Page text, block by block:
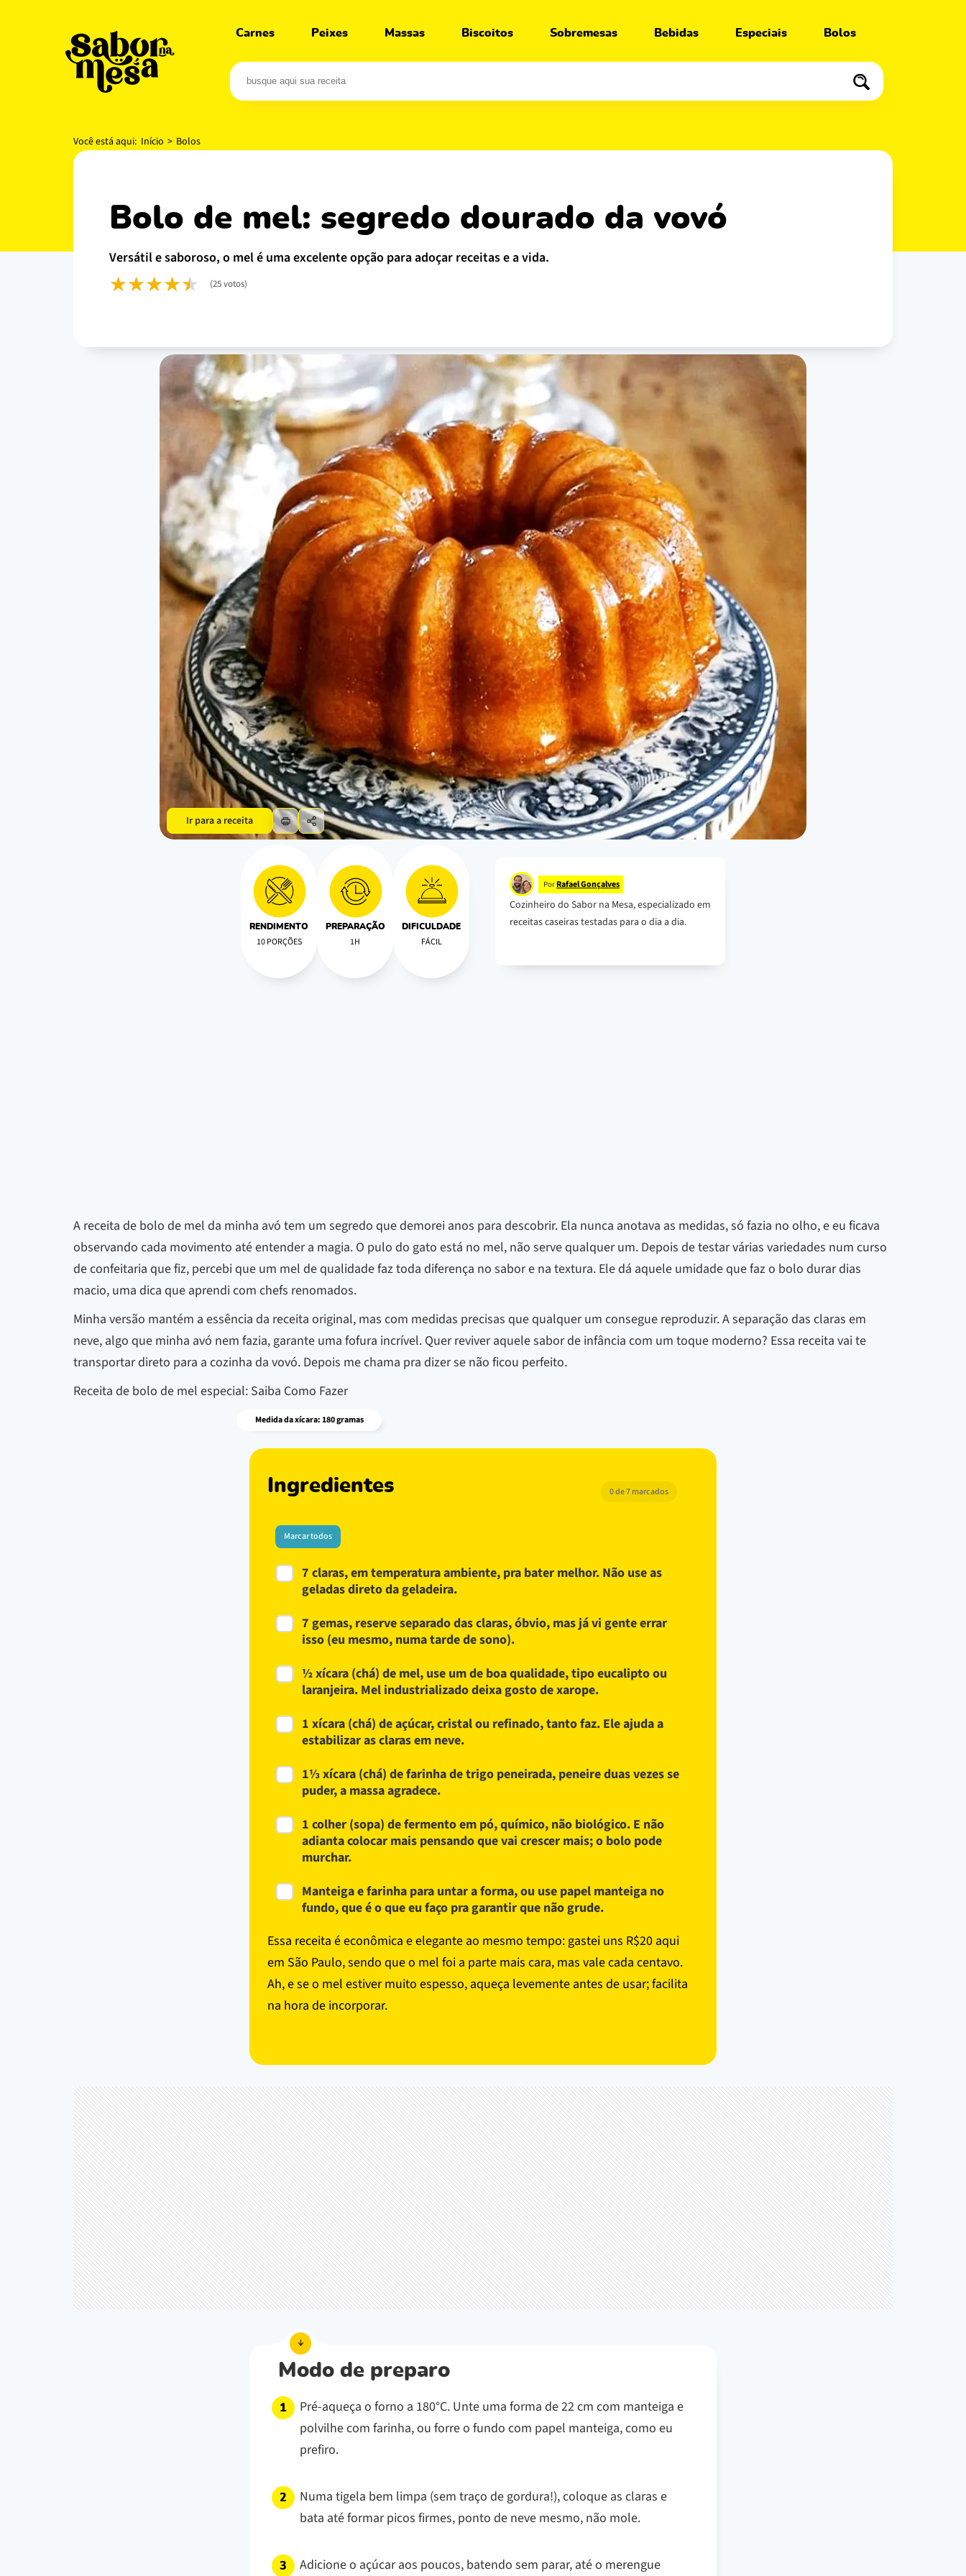
Carnes Peixes Massas Biscoitos Sobremesas Bebidas Especiais Bolos
Você está aqui: Início > Bolos
bolo de mel: segredo dourado da vovó
versátil e saboroso, o mel é uma excelente opção para adoçar receitas e a vida.
(25 votos)
Ir para a receita
RENDIMENTO
10 PORÇÕES
PREPARAÇÃO
1H
DIFICULDADE
FÁCIL
Por Rafael Gonçalves
Cozinheiro do Sabor na Mesa, especializado em
receitas caseiras testadas para o dia a dia.
A receita de bolo de mel da minha avó tem um segredo que demorei anos para descobrir. Ela nunca anotava as medidas, só fazia no olho, e eu ficava
observando cada movimento até entender a magia. O pulo do gato está no mel, não serve qualquer um. Depois de testar várias variedades num curso
de confeitaria que fiz, percebi que um mel de qualidade faz toda diferença no sabor e na textura. Ele dá aquele umidade que faz o bolo durar dias
macio, uma dica que aprendi com chefs renomados.
Minha versão mantém a essência da receita original, mas com medidas precisas que qualquer um consegue reproduzir. A separação das claras em
neve, algo que minha avó nem fazia, garante uma fofura incrível. Quer reviver aquele sabor de infância com um toque moderno? Essa receita vai te
transportar direto para a cozinha da vovó. Depois me chama pra dizer se não ficou perfeito.
Receita de bolo de mel especial: Saiba Como Fazer
Medida da xícara: 180 gramas
Ingredientes 0 de 7 marcados
Marcar todos
7 claras, em temperatura ambiente, pra bater melhor. Não use as
geladas direto da geladeira.
7 gemas, reserve separado das claras, óbvio, mas já vi gente errar
isso (eu mesmo, numa tarde de sono).
½ xícara (chá) de mel, use um de boa qualidade, tipo eucalipto ou
laranjeira. Mel industrializado deixa gosto de xarope.
1 xícara (chá) de açúcar, cristal ou refinado, tanto faz. Ele ajuda a
estabilizar as claras em neve.
1⅓ xícara (chá) de farinha de trigo peneirada, peneire duas vezes se
puder, a massa agradece.
1 colher (sopa) de fermento em pó, químico, não biológico. E não
adianta colocar mais pensando que vai crescer mais; o bolo pode
murchar.
Manteiga e farinha para untar a forma, ou use papel manteiga no
fundo, que é o que eu faço pra garantir que não grude.
Essa receita é econômica e elegante ao mesmo tempo: gastei uns R$20 aqui
em São Paulo, sendo que o mel foi a parte mais cara, mas vale cada centavo.
Ah, e se o mel estiver muito espesso, aqueça levemente antes de usar; facilita
na hora de incorporar.
Modo de preparo
Pré-aqueça o forno a 180°C. Unte uma forma de 22 cm com manteiga e
polvilhe com farinha, ou forre o fundo com papel manteiga, como eu
prefiro.
Numa tigela bem limpa (sem traço de gordura!), coloque as claras e
bata até formar picos firmes, ponto de neve mesmo, não mole.
Adicione o açúcar aos poucos, batendo sem parar, até o merengue